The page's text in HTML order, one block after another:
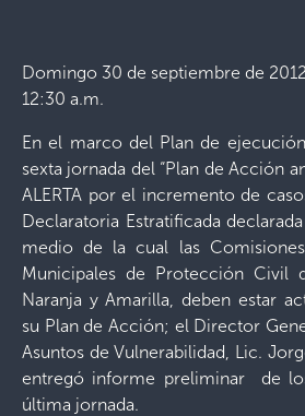
Domingo 30 de septiembre de 2012
12:30 a.m.
En el marco del Plan de
sexta jornada del “Plan de Acción
ALERTA por el incremento de
Declaratoria Estratificada
medio de la cual las
Municipales de Protección Civil
Naranja y Amarilla, deben estar
su Plan de Acción; el Director
Asuntos de Vulnerabilidad, Lic.
entregó informe preliminar de
última jornada.